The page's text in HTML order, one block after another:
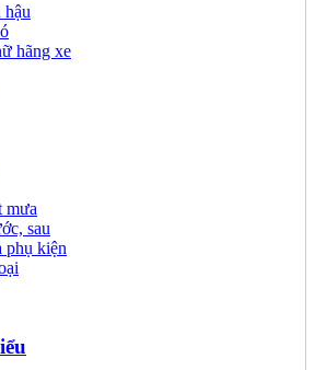
hậu
hãng xe
mưa
sau
phụ kiện